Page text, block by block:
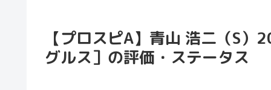
【プロスピA】青山 浩二（S
グルス］の評価・ステータス